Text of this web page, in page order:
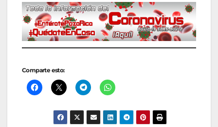
Comparte esto: